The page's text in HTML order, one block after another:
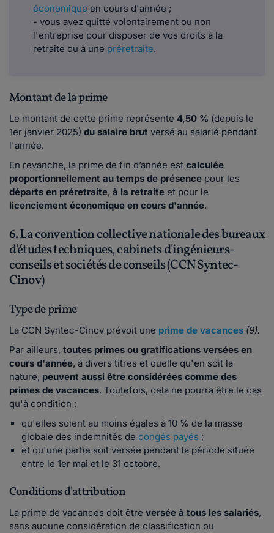
économique en cours d'année ;
- vous avez quitté volontairement ou non
l'entreprise pour disposer de vos droits à la
retraite ou à une préretraite.
Montant de la prime
Le montant de cette prime représente 4,50 % (depuis le
1er janvier 2025) du salaire brut versé au salarié pendant
l'année.
En revanche, la prime de fin d’année est calculée
proportionnellement au temps de présence pour les
départs en préretraite, à la retraite et pour le
licenciement économique en cours d'année.
6. La convention collective nationale des bureaux
d'études techniques, cabinets d'ingénieurs-
conseils et sociétés de conseils (CCN Syntec-
Cinov)
Type de prime
La CCN Syntec-Cinov prévoit une prime de vacances (9).
Par ailleurs, toutes primes ou gratifications versées en
cours d'année, à divers titres et quelle qu'en soit la
nature, peuvent aussi être considérées comme des
primes de vacances. Toutefois, cela ne pourra être le cas
qu'à condition :
qu'elles soient au moins égales à 10 % de la masse
globale des indemnités de congés payés ;
et qu'une partie soit versée pendant la période située
entre le 1er mai et le 31 octobre.
Conditions d'attribution
La prime de vacances doit être versée à tous les salariés,
sans aucune considération de classification ou